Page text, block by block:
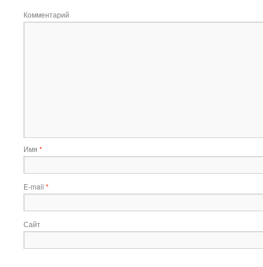
Комментарий
Имя *
E-mail *
Сайт